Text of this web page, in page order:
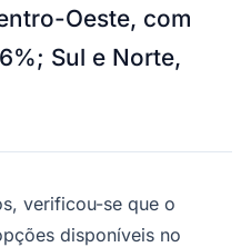
Oeste, com
Sul e Norte,
verificou-se que o
disponíveis no